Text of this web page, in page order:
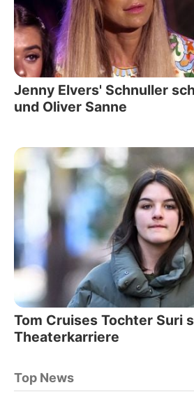
Jenny Elvers' Schnuller
und Oliver Sanne
Tom Cruises Tochter Suri
Theaterkarriere
Top News